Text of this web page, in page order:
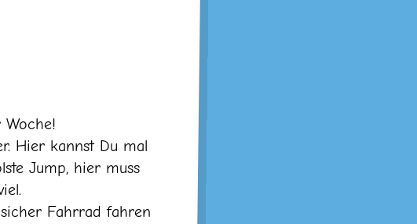
Hier kannst Du mal
Jump, hier muss
Fahrrad fahren